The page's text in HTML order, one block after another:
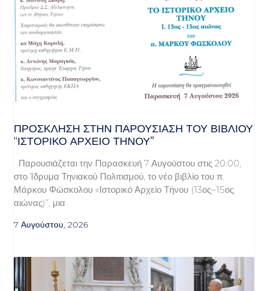
ΠΡΌΣΚΛΗΣΗ ΣΤΗΝ ΠΑΡΟΥΣΊΑΣΗ ΤΟΥ ΒΙΒΛΊΟΥ
“ΙΣΤΟΡΙΚΌ ΑΡΧΕΊΟ ΤΉΝΟΥ”
Παρουσιάζεται την Παρασκευή 7 Αυγούστου στις 20:00,
στο Ίδρυμα Τηνιακού Πολιτισμού, το νέο βιβλίο του π.
Μάρκου Φώσκολου «Ιστορικό Αρχείο Τήνου (13ος–15ος
αιώνας)”, μια
7 Αυγούστου, 2026